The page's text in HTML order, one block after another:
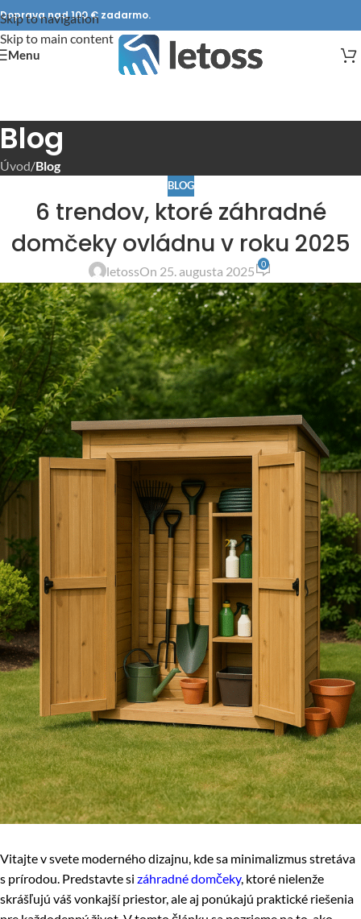
Skip to navigation
Skip to main content
Doprava nad 100 € zadarmo.
Menu
Blog
Úvod/Blog
BLOG
6 trendov, ktoré záhradné
domčeky ovládnu v roku 2025
letossOn 25. augusta 2025 0
Vitajte v svete moderného dizajnu, kde sa minimalizmus stretáva
s prírodou. Predstavte si záhradné domčeky, ktoré nielenže
skrášľujú váš vonkajší priestor, ale aj ponúkajú praktické riešenia